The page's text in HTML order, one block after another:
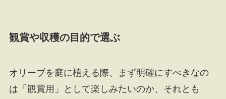
観賞や収穫の目的で選ぶ
オリーブを庭に植える際、まず明確にすべきなの
は「観賞用」として楽しみたいのか、それとも